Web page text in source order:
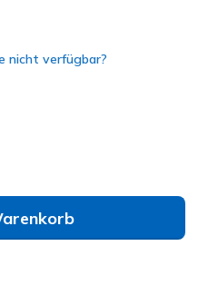
nicht verfügbar?